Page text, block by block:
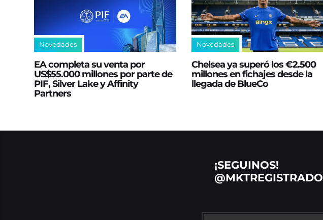
Novedades
EA completa su venta por
US$55.000 millones por parte de
PIF, Silver Lake y Affinity
Partners
Novedades
Chelsea ya superó los €2.500
millones en fichajes desde la
llegada de BlueCo
¡SEGUINOS!
@MKTREGISTRADO